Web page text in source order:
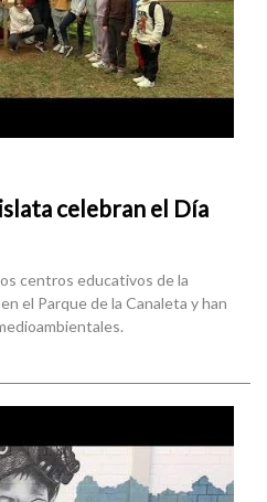
celebran el Día
centros educativos de la
el Parque de la Canaleta y han